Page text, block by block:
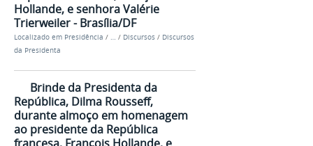
Hollande, e senhora Valérie
Trierweiler - Brasília/DF
Localizado em Presidência / … / Discursos / Discursos
da Presidenta
Brinde da Presidenta da
República, Dilma Rousseff,
durante almoço em homenagem
ao presidente da República